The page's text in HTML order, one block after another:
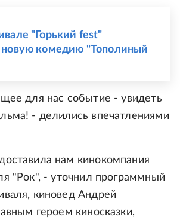
"Горький fest"
новую комедию "Тополиный
для нас событие - увидеть
- делились впечатлениями
нам кинокомпания
"Рок", - уточнил программный
киновед Андрей
героем киносказки,